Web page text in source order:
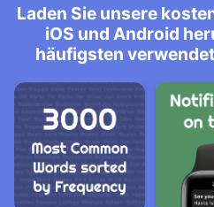
Laden Sie unsere
iOS und Android
häufigsten